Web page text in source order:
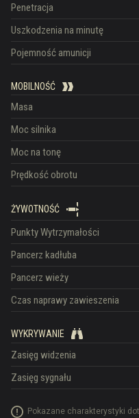
Penetracja
Uszkodzenia na minutę
Pojemność amunicji
MOBILNOŚĆ
Masa
Moc silnika
Moc na tonę
Prędkość obrotu
ŻYWOTNOŚĆ
Punkty Wytrzymałości
Pancerz kadłuba
Pancerz wieży
Czas naprawy zawieszenia
WYKRYWANIE
Zasięg widzenia
Zasięg sygnału
Pokazane charakterystyki